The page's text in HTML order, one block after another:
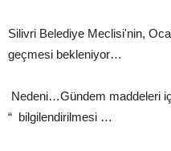
Silivri Belediye Meclisi'nin,
geçmesi bekleniyor…
Nedeni…Gündem maddeleri
“ bilgilendirilmesi …